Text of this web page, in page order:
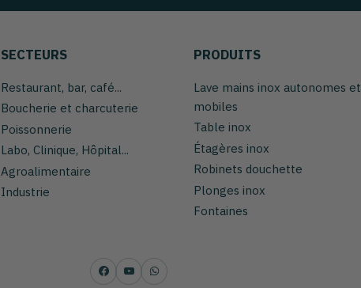
SECTEURS
Restaurant, bar, café...
Boucherie et charcuterie
Poissonnerie
Labo, Clinique, Hôpital...
Agroalimentaire
Industrie
PRODUITS
Lave mains inox autonomes et
mobiles
Table inox
Étagères inox
Robinets douchette
Plonges inox
Fontaines
Facebook
YouTubeWhatsApp